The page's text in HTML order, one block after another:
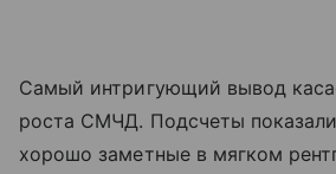
Самый интригующий вывод
роста СМЧД. Подсчеты
хорошо заметные в мягком